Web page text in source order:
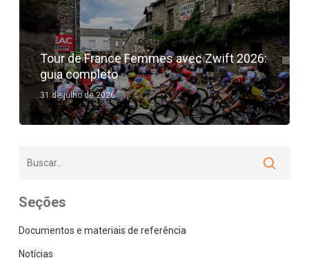
Tour de France Femmes avec Zwift 2026:
guia completo
31 de julho de 2026
Seções
Documentos e materiais de referência
Notícias